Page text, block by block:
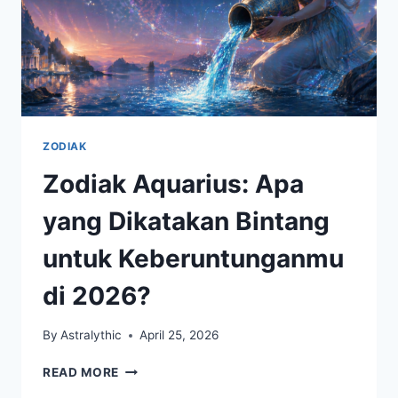
ZODIAK
Zodiak Aquarius: Apa
yang Dikatakan Bintang
untuk Keberuntunganmu
di 2026?
By Astralythic April 25, 2026
READ MORE ZODIAK